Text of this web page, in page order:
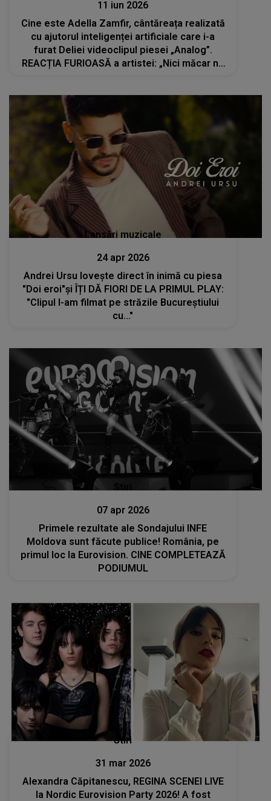
11 iun 2026
Cine este Adella Zamfir, cântăreața realizată
cu ajutorul inteligenței artificiale care i-a
furat Deliei videoclipul piesei „Analog”.
REACȚIA FURIOASĂ a artistei: „Nici măcar nu
Lansări muzicale
24 apr 2026
Andrei Ursu lovește direct în inimă cu piesa
"Doi eroi"și ÎȚI DĂ FIORI DE LA PRIMUL PLAY:
"Clipul l-am filmat pe străzile Bucureștiului
cu..."
07 apr 2026
Primele rezultate ale Sondajului INFE
Moldova sunt făcute publice! România, pe
primul loc la Eurovision. CINE COMPLETEAZĂ
PODIUMUL
Stiri
31 mar 2026
Alexandra Căpitanescu, REGINA SCENEI LIVE
la Nordic Eurovision Party 2026! A fost